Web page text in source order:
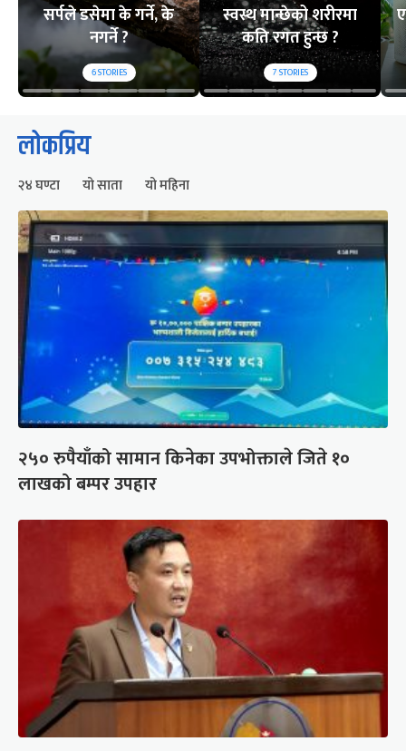
सर्पले डसेमा के गर्ने, के
नगर्ने ?
6STORIES
स्वस्थ मान्छेको शरीरमा
कति रगत हुन्छ ?
7STORIES
लोकप्रिय
२४ घण्टा यो साता यो महिना
२५० रुपैयाँको सामान किनेका उपभोक्ताले जिते १०
लाखको बम्पर उपहार